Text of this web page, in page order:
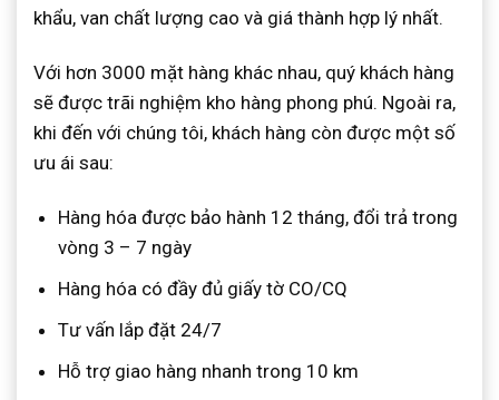
khẩu, van chất lượng cao và giá thành hợp lý nhất.
Với hơn 3000 mặt hàng khác nhau, quý khách hàng
sẽ được trãi nghiệm kho hàng phong phú. Ngoài ra,
khi đến với chúng tôi, khách hàng còn được một số
ưu ái sau:
Hàng hóa được bảo hành 12 tháng, đổi trả trong
vòng 3 – 7 ngày
Hàng hóa có đầy đủ giấy tờ CO/CQ
Tư vấn lắp đặt 24/7
Hỗ trợ giao hàng nhanh trong 10 km